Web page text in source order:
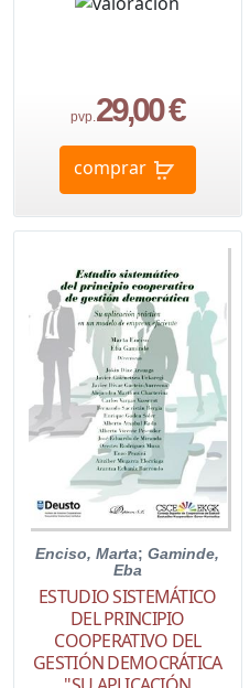
pvp. 29,00 €
comprar
Enciso, Marta;Gaminde,
Eba
ESTUDIO SISTEMÁTICO
DEL PRINCIPIO
COOPERATIVO DEL
GESTIÓN DEMOCRÁTICA